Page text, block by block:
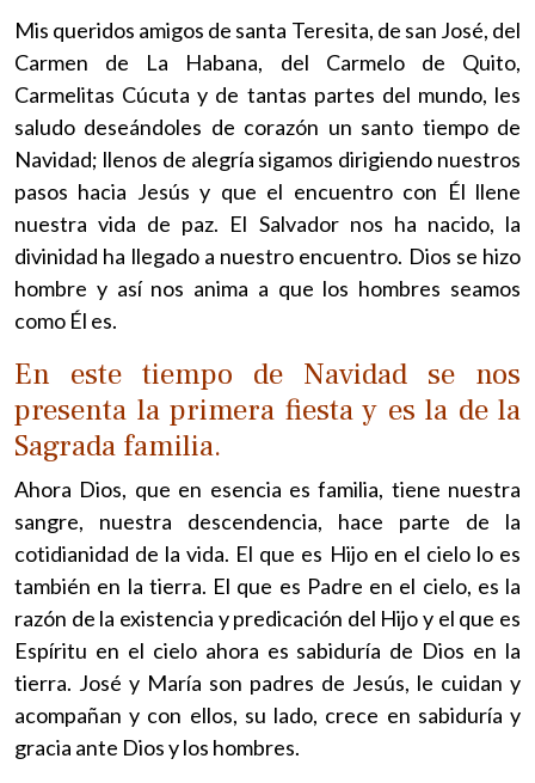
Mis queridos amigos de santa Teresita, de san José, del
Carmen de La Habana, del Carmelo de Quito,
Carmelitas Cúcuta y de tantas partes del mundo, les
saludo deseándoles de corazón un santo tiempo de
Navidad; llenos de alegría sigamos dirigiendo nuestros
pasos hacia Jesús y que el encuentro con Él llene
nuestra vida de paz. El Salvador nos ha nacido, la
divinidad ha llegado a nuestro encuentro. Dios se hizo
hombre y así nos anima a que los hombres seamos
como Él es.
En este tiempo de Navidad se nos
presenta la primera fiesta y es la de la
Sagrada familia.
Ahora Dios, que en esencia es familia, tiene nuestra
sangre, nuestra descendencia, hace parte de la
cotidianidad de la vida. El que es Hijo en el cielo lo es
también en la tierra. El que es Padre en el cielo, es la
razón de la existencia y predicación del Hijo y el que es
Espíritu en el cielo ahora es sabiduría de Dios en la
tierra. José y María son padres de Jesús, le cuidan y
acompañan y con ellos, su lado, crece en sabiduría y
gracia ante Dios y los hombres.